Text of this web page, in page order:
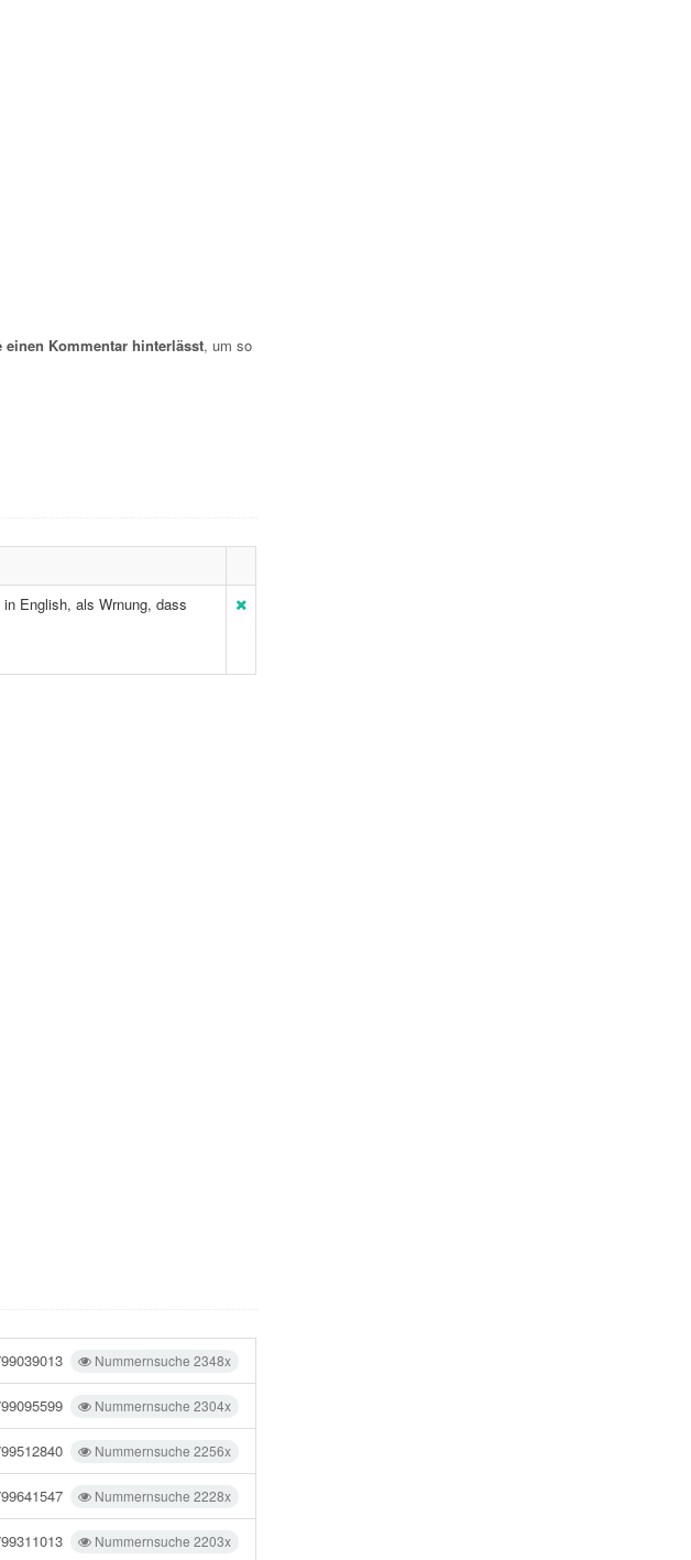
einen Kommentar hinterlässt, um so
English, als Wrnung, dass
Nummernsuche 2348x
Nummernsuche 2304x
Nummernsuche 2256x
Nummernsuche 2228x
Nummernsuche 2203x